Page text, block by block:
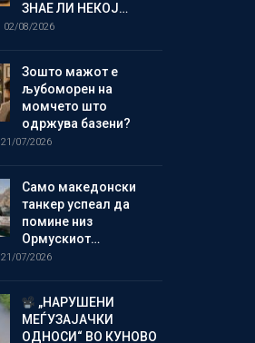
ЗНАЕ ЛИ НЕКОЈ…
02/08/2026
Зошто мажот е
љубоморен на
момчето што
одржува базени?
21/07/2026
Само македонски
танкер успеал да
помине низ
Ормускиот…
21/07/2026
„НАРУШЕНИ
МЕЃУЗАЈАЧКИ
ОДНОСИ“ ВО КУНОВО